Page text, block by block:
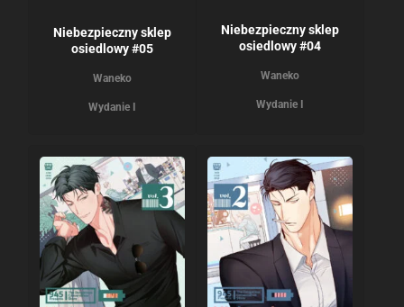
Niebezpieczny sklep
osiedlowy #05
Waneko
Wydanie I
Niebezpieczny sklep
osiedlowy #04
Waneko
Wydanie I